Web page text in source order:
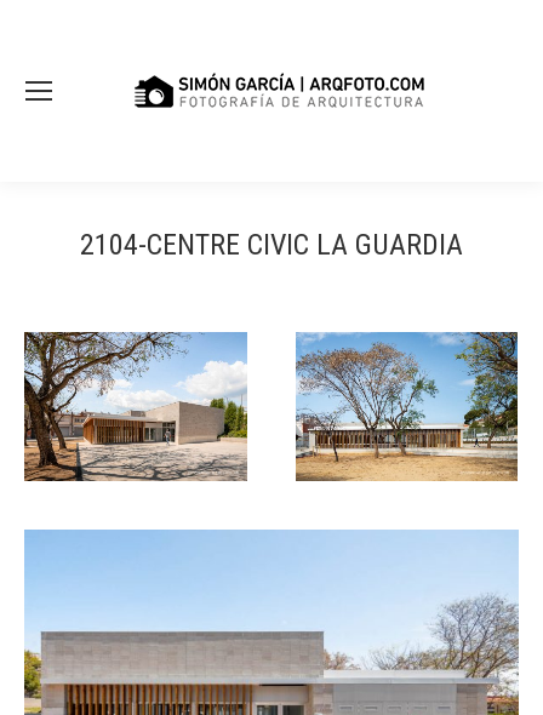
2104-CENTRE CIVIC LA GUARDIA